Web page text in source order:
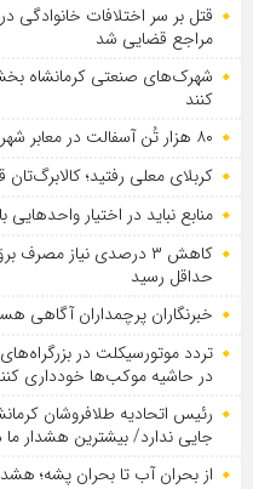
قتل بر سر اختلافات خانوادگی
مراجع قضایی شد
شهرک‌های صنعتی کرمانشاه
کنند
۸۰ هزار تُن آسفالت در معابر شهری کرمانشاه اجرا شد
کربلای معلی رفتید؛
منابع نباید در اختیار
کاهش ۳ درصدی نیاز
حداقل رسید
خبرنگاران پرچمداران آگاهی
تردد موتورسیکلت در
در حاشیه موکب‌ها خودداری
رئیس اتحادیه طلافروشان
جایی ندارد/ بیشترین هشدار ما
از بحران آب تا بحران پشه؛